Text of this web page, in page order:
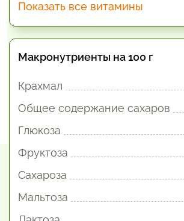
Показать все витамины
Макронутриенты на 100 г
Крахмал
Общее содержание сахаров
Глюкоза
Фруктоза
Сахароза
Мальтоза